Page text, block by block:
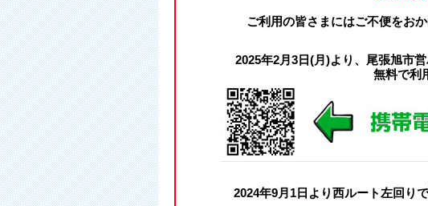
ご利用の皆さまにはご不便をお
2025年2月3日(月)より、尾張旭市
無料で利
2024年9月1日より西ルート左回り